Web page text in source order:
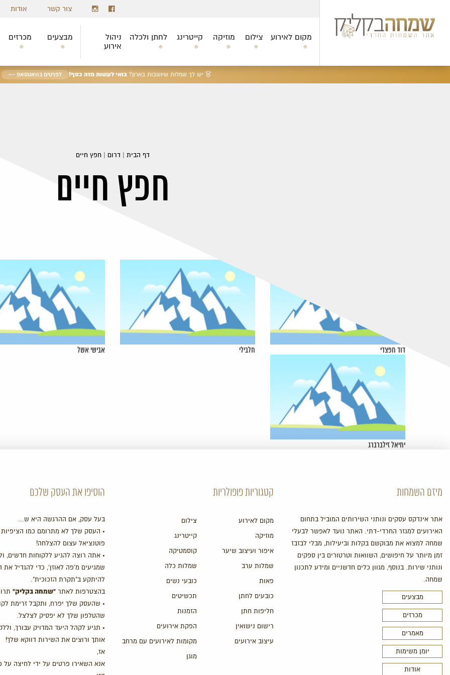
צור קשר אודות
מקום לאירוע צילום מוזיקה קייטרינג לחתן ולכלה
ניהול
אירוע
מבצעים מכרזים
👗 יש לך שמלות שיושבות בארון?בואי לעשות מזה כסף! לפרטים בוואטסאפ ←
דף הבית |דרום |חפץ חיים
חפץ חיים
דוד חפצדי חלבילי אבישי אשל
יחיאל זילברברג
מיזם השמחות
אתר אינדקס עסקים ונותני השירותים המוביל בתחום
האירועים למגזר החרדי-דתי. האתר נועד לאפשר לבעלי
שמחה למצוא את מבוקשם בקלות וביעילות, מבלי לבזבז
זמן מיותר על חיפושים, השוואות וטרטורים בין ספקים
ונותני שירות. בנוסף, מגוון כלים חדשניים ומידע לתכנון
שמחה.
מבצעים
מכרזים
מאמרים
יומן משימות
אודות
קטגוריות פופולריות
מקום לאירוע
צילום
מוזיקה
קייטרינג
איפור ועיצוב שיער
קוסמטיקה
שמלות ערב
שמלות כלה
פאות
כובעי נשים
כובעים לחתן
תכשיטים
חליפות חתן
הזמנות
רישום נישואין
הפקת אירועים
עיצוב אירועים
מקומות לאירועים עם מרחב
מוגן
הוסיפו את העסק שלכם
בעל עסק, אם ההרגשה היא ש…
• העסק שלך לא מתרומם כמו
פוטנציאל עצום להצלחה!
• אתה רוצה להגיע ללקוחות חדשים,
שמגיעים מ'פה לאוזן', כדי להגדיל את
להיתקע ב"תקרת הזכוכית".
בהצטרפות לאתר "שמחה בקליק"
• שהעסק שלך יפרח, ותקבל זרימת
שהטלפון שלך לא יפסיק לצלצל.
• תגיע לקהל היעד המדויק עבורך,
אותך ורוצים את השירות דווקא שלך!
אז,
אנא השאירו פרטים על ידי לחיצה על